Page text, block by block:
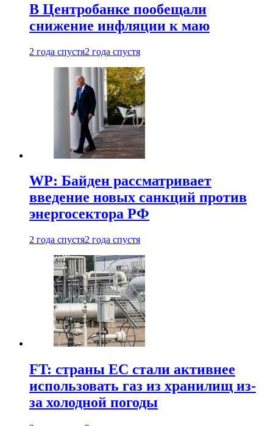
В Центробанке пообещали
снижение инфляции к маю
2 года спустя2 года спустя
WP: Байден рассматривает
введение новых санкций против
энергосектора РФ
2 года спустя2 года спустя
FT: страны ЕС стали активнее
использовать газ из хранилищ из-
за холодной погоды